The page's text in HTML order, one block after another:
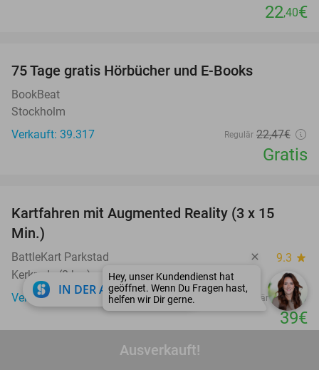
Ausverkauft!
22,40€
75 Tage gratis Hörbücher und E-Books
BookBeat
Stockholm
Verkauft: 39.317
Regulär 22,47€
Gratis
Kartfahren mit Augmented Reality (3 x 15
Min.)
BattleKart Parkstad 9.3 star
Kerkrade (8 km)
Verkauft: 891
Regulär 60€
39€
IN DER APP ÖFFNEN close